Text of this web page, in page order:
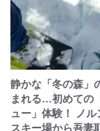
静かな「冬の森」
まれる…初めての
ュー」体験！ ノ
スキー場から吾妻